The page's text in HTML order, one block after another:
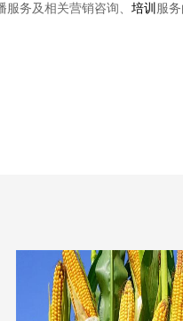
务及相关营销咨询、 培训 服